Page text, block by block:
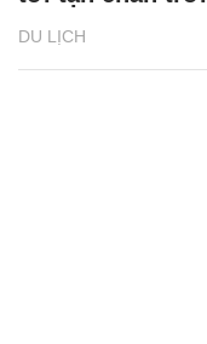
DU LỊCH